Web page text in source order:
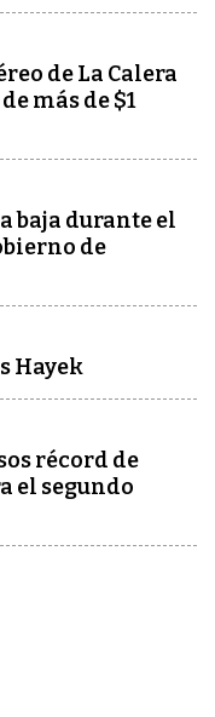
de La Calera
más de $1
baja durante el
de
Hayek
récord de
el segundo